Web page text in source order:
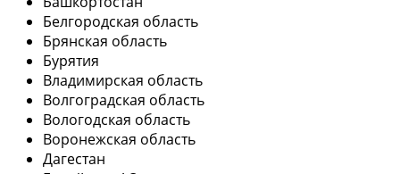
Белгородская область
Брянская область
Бурятия
Владимирская область
Волгоградская область
Вологодская область
Воронежская область
Дагестан